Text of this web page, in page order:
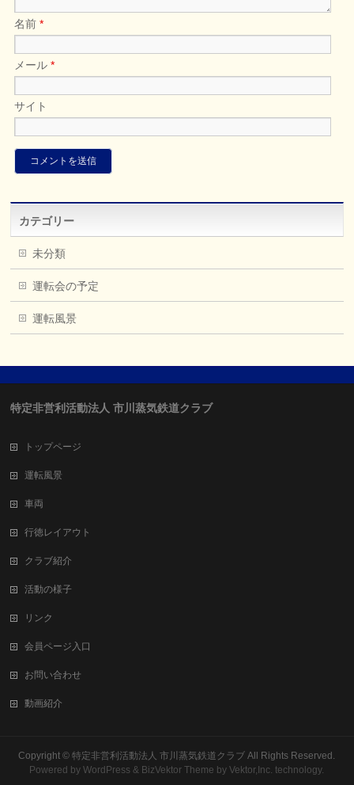
名前*
メール*
サイト
カテゴリー
未分類
運転会の予定
運転風景
特定非営利活動法人 市川蒸気鉄道クラブ
トップページ
運転風景
車両
行徳レイアウト
クラブ紹介
活動の様子
リンク
会員ページ入口
お問い合わせ
動画紹介
Copyright ©特定非営利活動法人 市川蒸気鉄道クラブ All Rights Reserved.
Powered byWordPress & BizVektor Theme by Vektor,Inc. technology.